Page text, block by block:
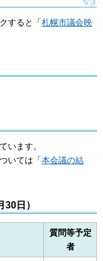
すると「札幌市議会映
います。
いては「本会議の結
⽇）
質問等予定
者